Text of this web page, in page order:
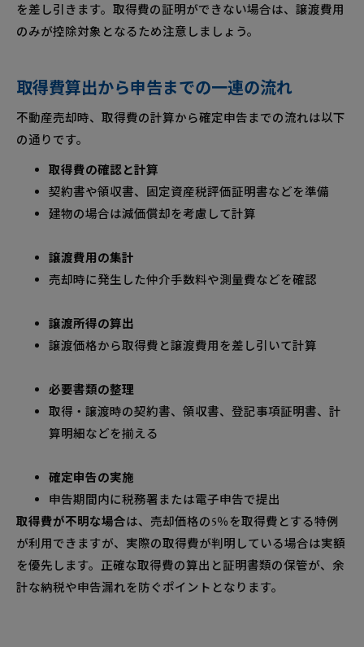
を差し引きます。取得費の証明ができない場合は、譲渡費用
のみが控除対象となるため注意しましょう。
取得費算出から申告までの一連の流れ
不動産売却時、取得費の計算から確定申告までの流れは以下
の通りです。
取得費の確認と計算
契約書や領収書、固定資産税評価証明書などを準備
建物の場合は減価償却を考慮して計算
譲渡費用の集計
売却時に発生した仲介手数料や測量費などを確認
譲渡所得の算出
譲渡価格から取得費と譲渡費用を差し引いて計算
必要書類の整理
取得・譲渡時の契約書、領収書、登記事項証明書、計
算明細などを揃える
確定申告の実施
申告期間内に税務署または電子申告で提出
取得費が不明な場合は、売却価格の5％を取得費とする特例
が利用できますが、実際の取得費が判明している場合は実額
を優先します。正確な取得費の算出と証明書類の保管が、余
計な納税や申告漏れを防ぐポイントとなります。